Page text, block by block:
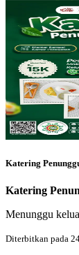
Katering
Katering
Menunggu
Diterbitkan pada